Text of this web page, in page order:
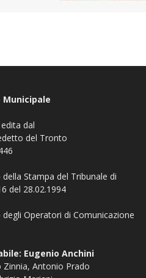
dal
del Tronto
Stampa del Tribunale di
del 28.02.1994
Operatori di Comunicazione
Eugenio Anchini
Antonio Prado